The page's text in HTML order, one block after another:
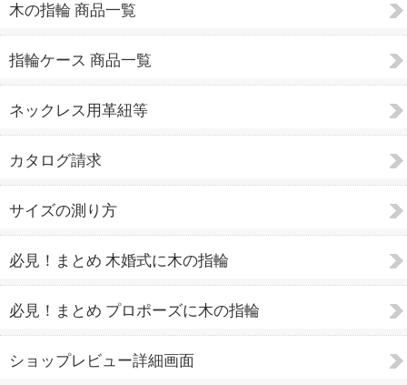
木の指輪 商品一覧
指輪ケース 商品一覧
ネックレス用革紐等
カタログ請求
サイズの測り方
必見！まとめ 木婚式に木の指輪
必見！まとめ プロポーズに木の指輪
ショップレビュー詳細画面